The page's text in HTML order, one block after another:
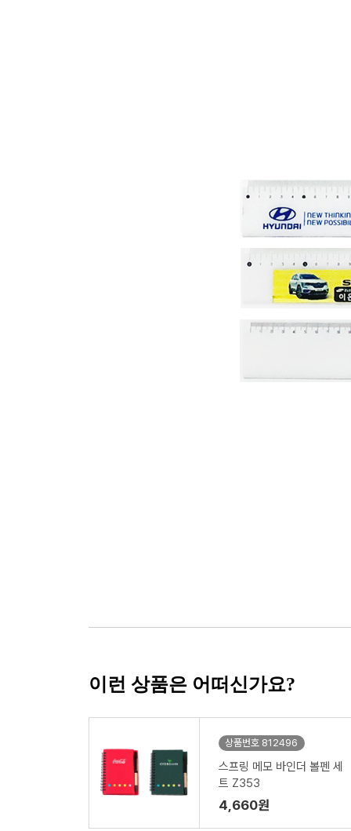
이런 상품은 어떠신가요?
상품번호 812496
스프링 메모 바인더 볼펜 세
트 Z353
4,660원